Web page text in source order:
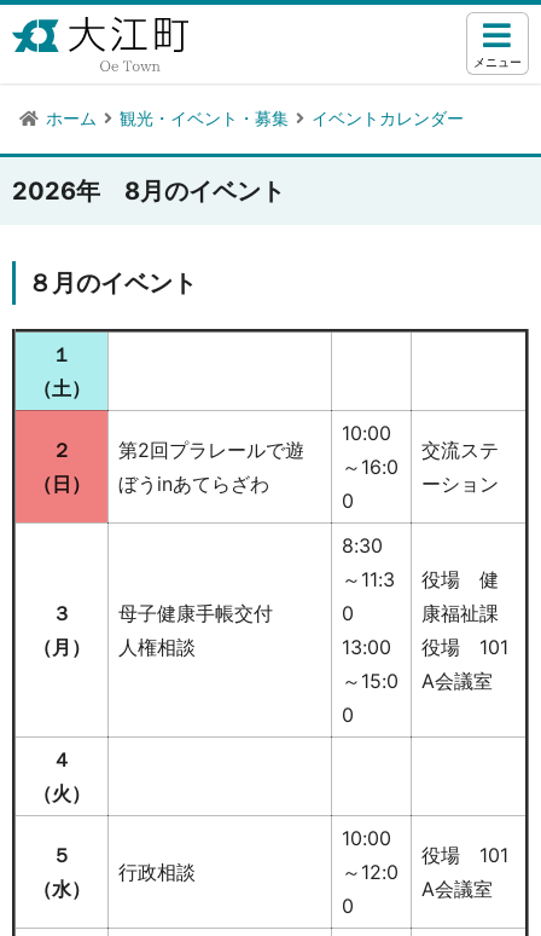
メニュー
ホーム 観光・イベント・募集 イベントカレンダー
2026年 8月のイベント
８月のイベント
１
（土）
２
（日 ）
第2回プラレールで遊
ぼうinあてらざわ
10:00
～16:0
0
交流ステ
ーション
３
（月）
母子健康手帳交付
人権相談
8:30
～11:3
0
13:00
～15:0
0
役場 健
康福祉課
役場 101
A会議室
４
（火）
５
（水）
行政相談
10:00
～12:0
0
役場 101
A会議室